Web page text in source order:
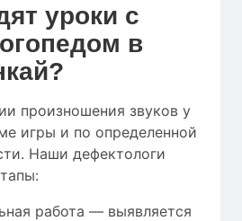
уроки с
в
произношения звуков у
игры и по определенной
Наши дефектологи
работа — выявляется